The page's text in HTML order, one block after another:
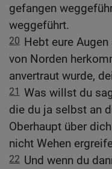
gefangen
weggeführt.
20 Hebt eure
von Norden
anvertraut wurde,
21 Was willst du
die du ja selbst an
Oberhaupt über
nicht Wehen
22 Und wenn du